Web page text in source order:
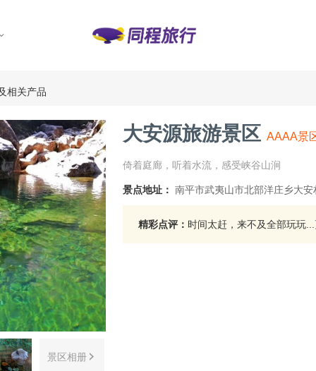
相关产品
景区相册
大安源旅游景区 AAAA景
倚着庭廊，听着水流，感受峡谷山涧
景点地址： 南平市武夷山市北部洋庄乡大
精彩点评： 时间太赶，来不及全部玩玩...